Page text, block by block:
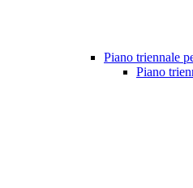
Piano triennale
Piano